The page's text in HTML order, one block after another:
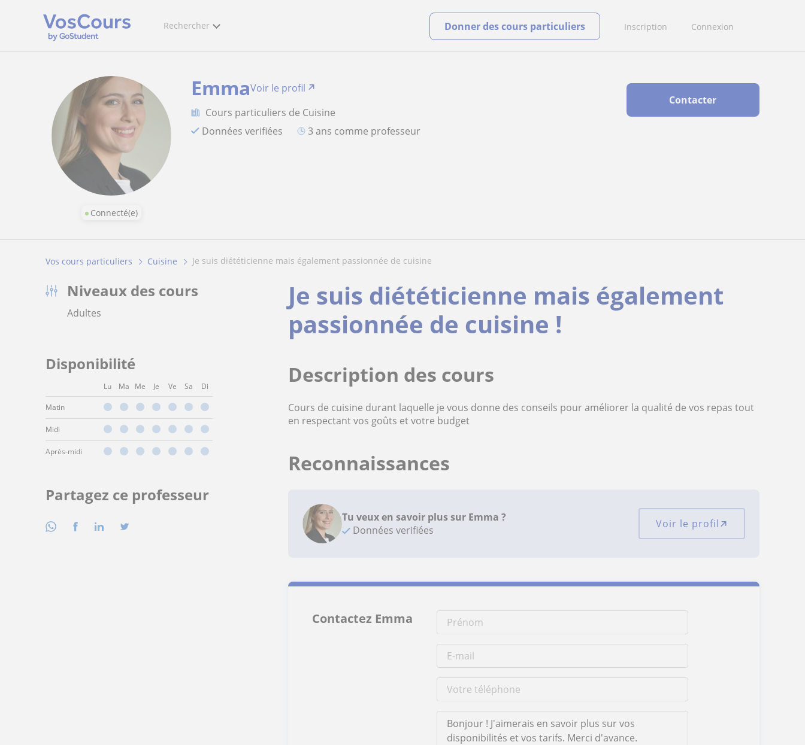
Rechercher Inscription Connexion
Donner des cours particuliers
Connecté(e)
Contacter
EmmaVoir le profil
Cours particuliers de Cuisine
Données verifiées
3 ans comme professeur
Vos cours particuliers Cuisine je suis diététicienne mais également passionnée de cuisine
Niveaux des cours
Adultes
Disponibilité
Lu Ma Me Je Ve Sa Di
Matin
Midi
Après-midi
Partagez ce professeur
Je suis diététicienne mais également
passionnée de cuisine !
Description des cours
Cours de cuisine durant laquelle je vous donne des conseils pour améliorer la qualité de vos repas tout
en respectant vos goûts et votre budget
Reconnaissances
Tu veux en savoir plus sur Emma ?
Données verifiées
Voir le profil
Contactez Emma